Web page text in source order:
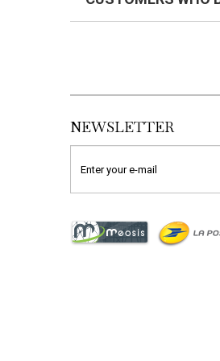
COMMANDER
NEWSLETTER